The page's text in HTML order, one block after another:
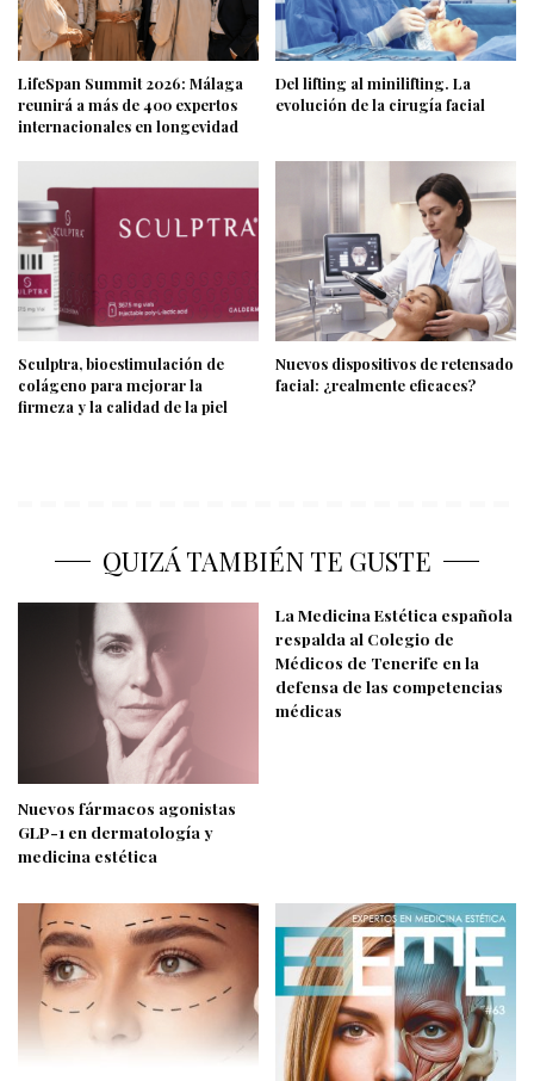
LifeSpan Summit 2026: Málaga
reunirá a más de 400 expertos
internacionales en longevidad
Del lifting al minilifting. La
evolución de la cirugía facial
Sculptra, bioestimulación de
colágeno para mejorar la
firmeza y la calidad de la piel
Nuevos dispositivos de retensado
facial: ¿realmente eficaces?
QUIZÁ TAMBIÉN TE GUSTE
Nuevos fármacos agonistas
GLP-1 en dermatología y
medicina estética
La Medicina Estética española
respalda al Colegio de
Médicos de Tenerife en la
defensa de las competencias
médicas